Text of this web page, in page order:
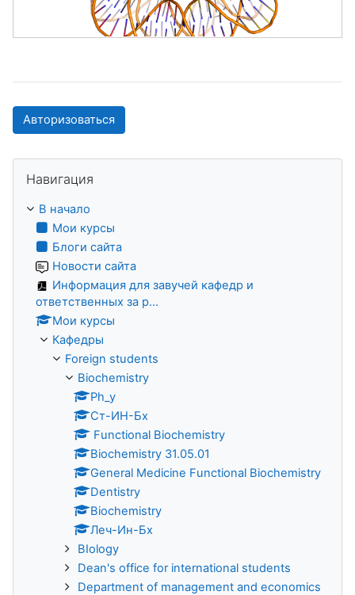
Авторизоваться
Навигация
В начало
Мои курсы
Блоги сайта
Новости сайта
Информация для завучей кафедр и
ответственных за р...
Мои курсы
Кафедры
Foreign students
Biochemistry
Ph_y
Ст-ИН-Бх
Functional Biochemistry
Biochemistry 31.05.01
General Medicine Functional Biochemistry
Dentistry
Biochemistry
Леч-Ин-Бх
BIology
Dean's office for international students
Department of management and economics